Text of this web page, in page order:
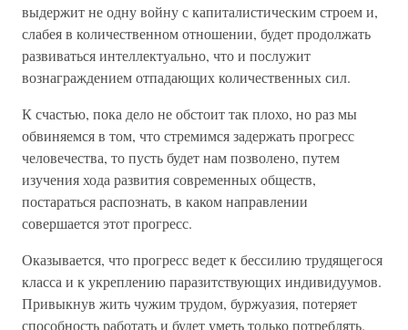
выдержит не одну войну с капиталистическим строем и,
слабея в количественном отношении, будет продолжать
развиваться интеллектуально, что и послужит
вознаграждением отпадающих количественных сил.
К счастью, пока дело не обстоит так плохо, но раз мы
обвиняемся в том, что стремимся задержать прогресс
человечества, то пусть будет нам позволено, путем
изучения хода развития современных обществ,
постараться распознать, в каком направлении
совершается этот прогресс.
Оказывается, что прогресс ведет к бессилию трудящегося
класса и к укреплению паразитствующих индивидуумов.
Привыкнув жить чужим трудом, буржуазия, потеряет
способность работать и будет уметь только потреблять.